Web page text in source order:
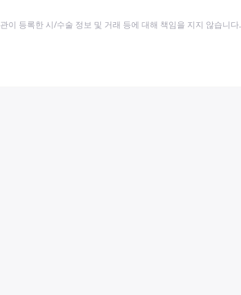
이 등록한 시/수술 정보 및 거래 등에 대해 책임을 지지 않습니다.